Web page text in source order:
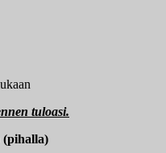
tuloasi.